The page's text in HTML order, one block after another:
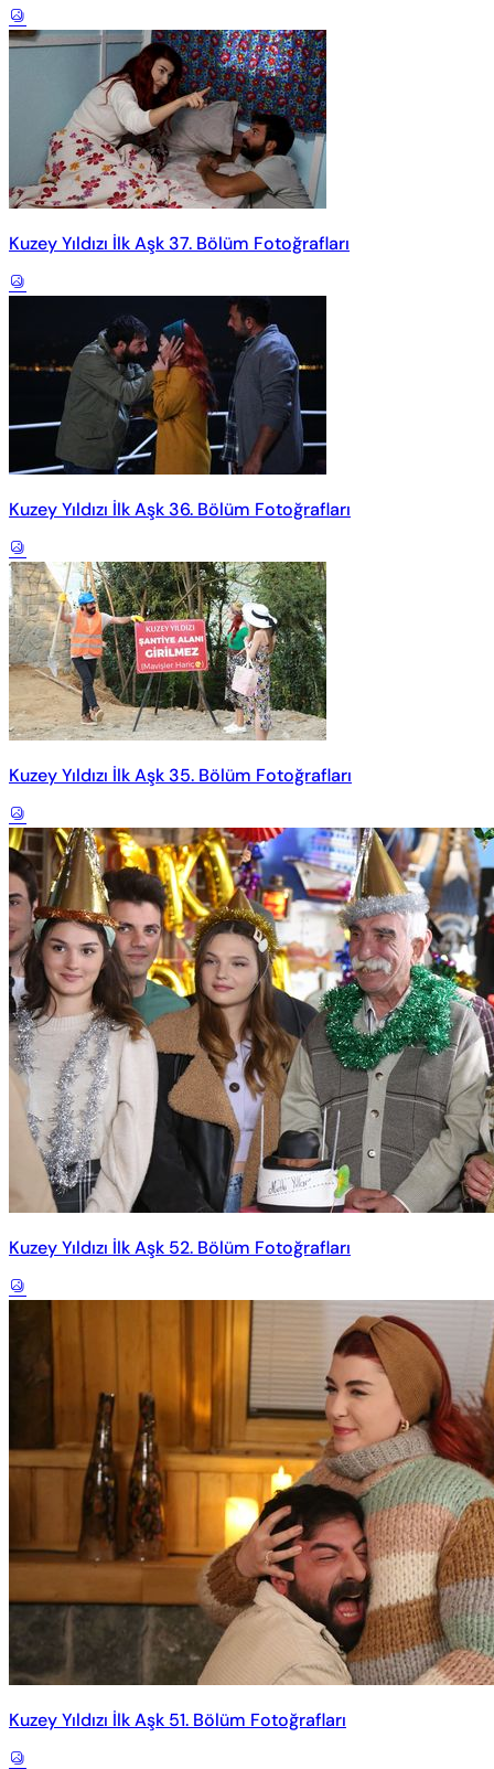
Kuzey Yıldızı İlk Aşk 37. Bölüm Fotoğrafları
Kuzey Yıldızı İlk Aşk 36. Bölüm Fotoğrafları
Kuzey Yıldızı İlk Aşk 35. Bölüm Fotoğrafları
Kuzey Yıldızı İlk Aşk 52. Bölüm Fotoğrafları
Kuzey Yıldızı İlk Aşk 51. Bölüm Fotoğrafları